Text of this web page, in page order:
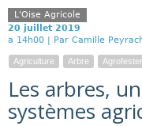
L'Oise Agricole
20 juillet 2019
a 14h00 | Par Camille
Agriculture Arbre
Les arbres,
systèmes